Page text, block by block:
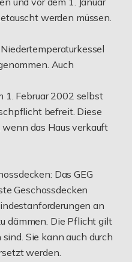
werden müssen.
Auch
1. Februar 2002 selbst
befreit. Diese
das Haus verkauft
Das GEG
Geschossdecken
an
dämmen. Die Pflicht gilt
Sie kann auch durch
werden.